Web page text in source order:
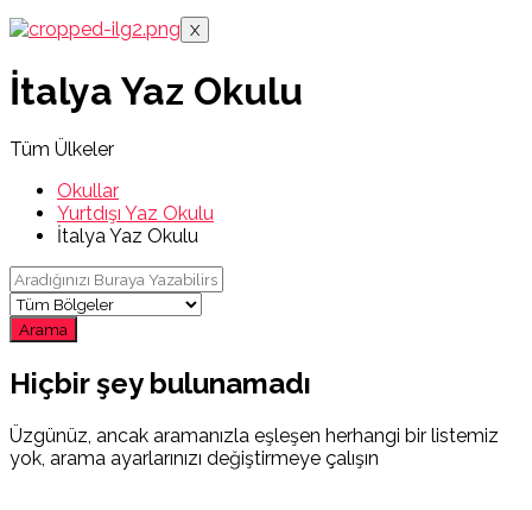
X
İtalya Yaz Okulu
Tüm Ülkeler
Okullar
Yurtdışı Yaz Okulu
İtalya Yaz Okulu
Arama
Hiçbir şey bulunamadı
Üzgünüz, ancak aramanızla eşleşen herhangi bir listemiz
yok, arama ayarlarınızı değiştirmeye çalışın